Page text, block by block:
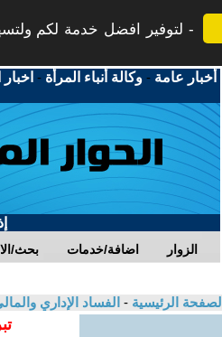
لتوفير افضل خدمة لكم
أخبار عامة -وكالة أنباء المرأة -
بحث/ اضافة/خدمات الزوار
الصفحة الرئيسية - الفساد الإداري